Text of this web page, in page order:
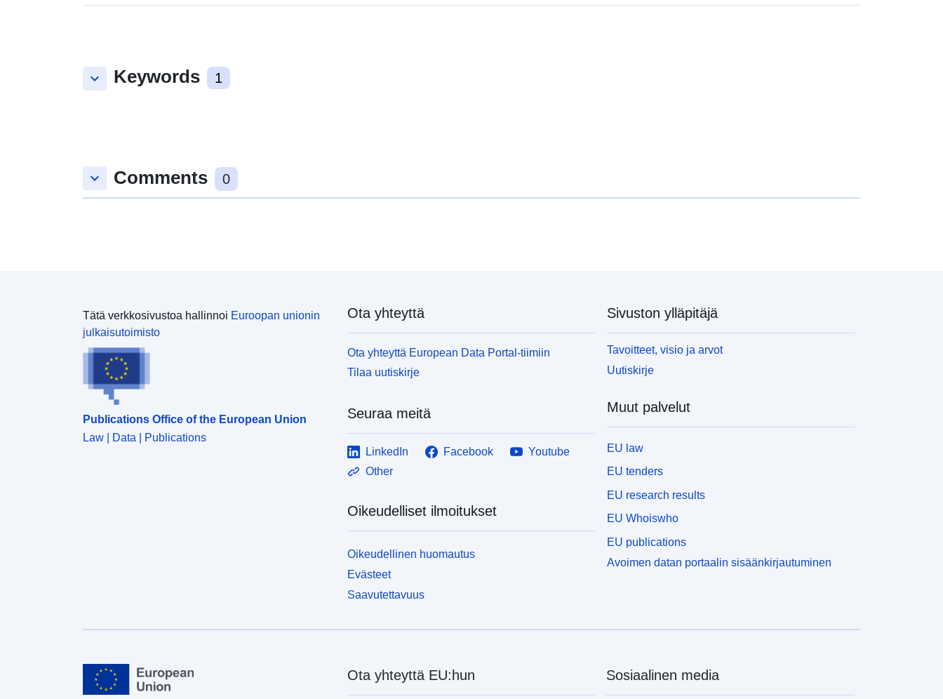
keyboard_arrow_down Keywords 1
keyboard_arrow_down Comments 0
Tätä verkkosivustoa hallinnoi Euroopan unionin
julkaisutoimisto
Publications Office of the European Union
Law | Data | Publications
Ota yhteyttä
Ota yhteyttä European Data Portal-tiimiin
Tilaa uutiskirje
Seuraa meitä
LinkedIn Facebook
Youtube
Other
Oikeudelliset ilmoitukset
Oikeudellinen huomautus
Evästeet
Saavutettavuus
Sivuston ylläpitäjä
Tavoitteet, visio ja arvot
Uutiskirje
Muut palvelut
EU law
EU tenders
EU research results
EU Whoiswho
EU publications
Avoimen datan portaalin sisäänkirjautuminen
Ota yhteyttä EU:hun Sosiaalinen media